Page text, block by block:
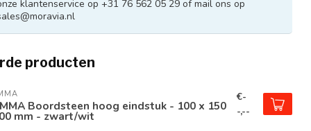
klantenservice op +31 76 562 05 29 of mail ons op
producten
Boordsteen hoog eindstuk - 100 x 150
mm - zwart/wit
€-
-,--